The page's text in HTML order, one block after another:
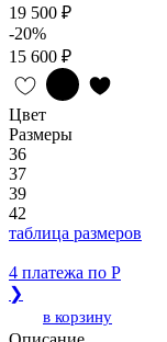
19 500 ₽
-20%
15 600 ₽
Цвет
Размеры
36
37
39
42
таблица размеров
4 платежа по Р
❯
в корзину